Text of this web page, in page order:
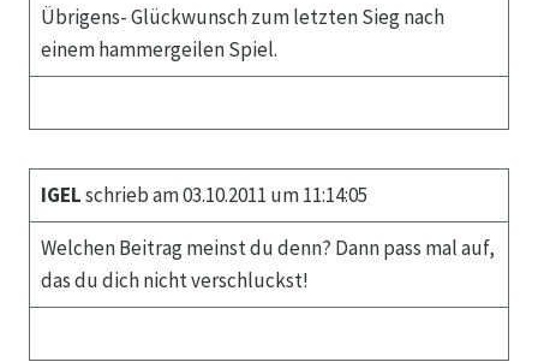
Übrigens- Glückwunsch zum letzten Sieg nach
einem hammergeilen Spiel.
IGELschrieb am 03.10.2011 um 11:14:05
Welchen Beitrag meinst du denn? Dann pass mal auf,
das du dich nicht verschluckst!